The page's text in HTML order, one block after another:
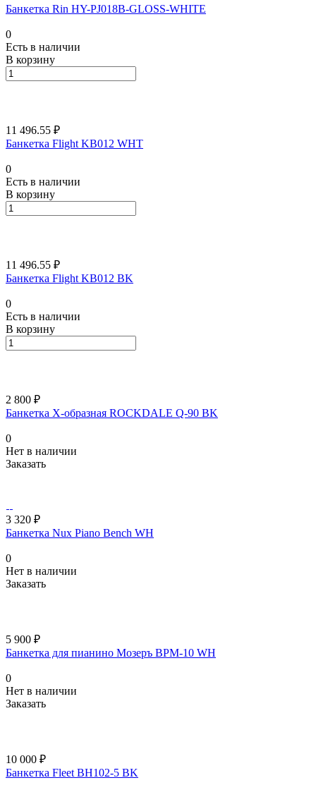
Банкетка Rin HY-PJ018B-GLOSS-WHITE
0
Есть в наличии
В корзину
11 496.55 ₽
Банкетка Flight KB012 WHT
0
Есть в наличии
В корзину
11 496.55 ₽
Банкетка Flight KB012 BK
0
Есть в наличии
В корзину
2 800 ₽
Банкетка Х-образная ROCKDALE Q-90 BK
0
Нет в наличии
Заказать
3 320 ₽
Банкетка Nux Piano Bench WH
0
Нет в наличии
Заказать
5 900 ₽
Банкетка для пианино Мозеръ BPM-10 WH
0
Нет в наличии
Заказать
10 000 ₽
Банкетка Fleet BH102-5 BK